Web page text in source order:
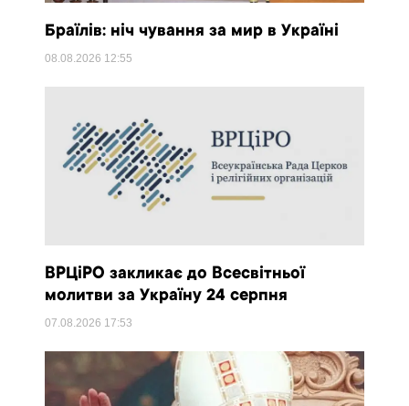
Браїлів: ніч чування за мир в Україні
08.08.2026 12:55
ВРЦіРО закликає до Всесвітньої
молитви за Україну 24 серпня
07.08.2026 17:53